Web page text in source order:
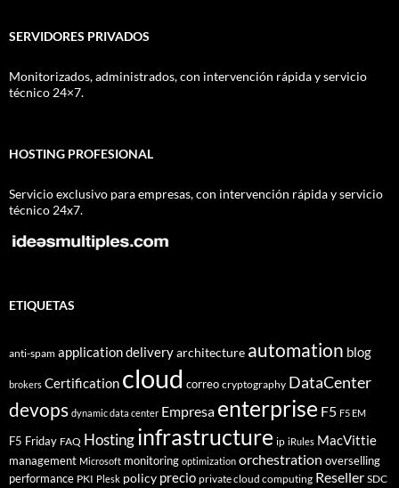
SERVIDORES PRIVADOS
Monitorizados, administrados, con intervención rápida y servicio
técnico 24×7.
HOSTING PROFESIONAL
Servicio exclusivo para empresas, con intervención rápida y servicio
técnico 24x7.
ETIQUETAS
anti-spam application deliveryarchitecture automation blog
brokers Certification cloud correo cryptography DataCenter
devops dynamic data center Empresa enterprise F5 F5 EM
F5 Friday FAQ Hostinginfrastructure ip iRules MacVittie
management Microsoft monitoring optimization orchestration overselling
performance PKI Plesk policy precio private cloud computing Reseller SDC